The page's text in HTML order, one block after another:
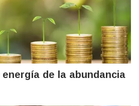
de la abundancia